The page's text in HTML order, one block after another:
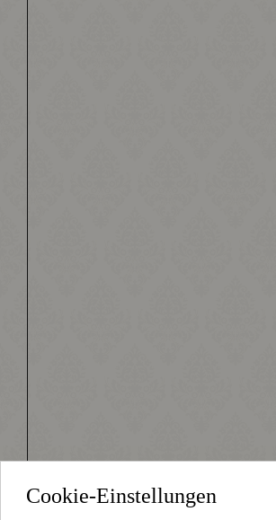
Cookie-Einstellungen